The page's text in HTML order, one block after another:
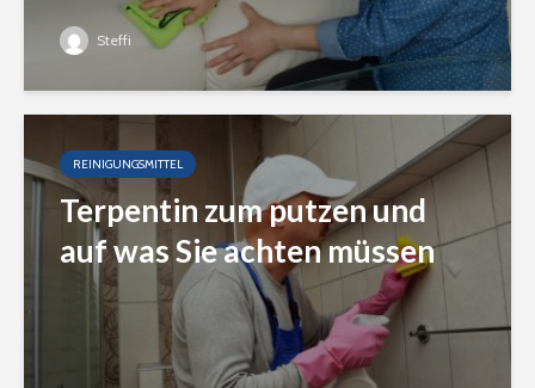
Steffi
REINIGUNGSMITTEL
Terpentin zum putzen und
auf was Sie achten müssen